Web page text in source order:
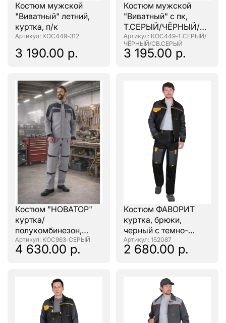
Костюм мужской
"Виватный" летний,
куртка, п/к
: КОС449-312
3 190.00 р.
Костюм мужской
"Виватный" с пк,
Т.СЕРЫЙ/ЧЁРНЫЙ/
СВ.СЕРЫЙ: КОС449-Т.СЕРЫЙ/
ЧЁРНЫЙ/СВ.СЕРЫЙ
3 195.00 р.
Костюм "НОВАТОР"
куртка/
полукомбинезон,
цвет: Т.СЕРЫЙ/
ЧЕРНЫЙ
: КОС963-СЕРЫЙ
4 630.00 р.
Костюм ФАВОРИТ
куртка, брюки,
черный с темно-
серым: 152087
2 680.00 р.